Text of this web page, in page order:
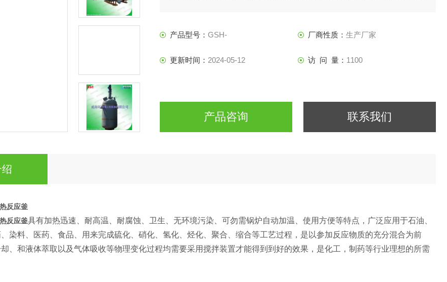
产品型号： GSH- 厂商性质： 生产厂家
更新时间： 2024-05-12 访 问 量： 1100
产品咨询 联系我们
反应釜
反应釜具有加热迅速、耐高温、耐腐蚀、卫生、无环境污染、可勿需锅炉自动加温、使用方便等特点，广泛应用于石油、
染料、医药、食品、用来完成硫化、硝化、氢化、烃化、聚合、缩合等工艺过程，是以参加反应物质的充分混合为前
、和液体萃取以及气体吸收等物理变化过程均需要采用搅拌装置才能得到到好的效果，是化工，制药等行业理想的所需